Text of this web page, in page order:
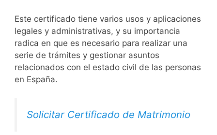
Este certificado tiene varios usos y aplicaciones
legales y administrativas, y su importancia
radica en que es necesario para realizar una
serie de trámites y gestionar asuntos
relacionados con el estado civil de las personas
en España.
Solicitar Certificado de Matrimonio